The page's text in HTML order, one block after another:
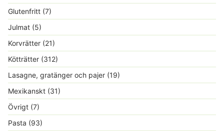
Glutenfritt (7)
Julmat (5)
Korvrätter (21)
Kötträtter (312)
Lasagne, gratänger och pajer (19)
Mexikanskt (31)
Övrigt (7)
Pasta (93)